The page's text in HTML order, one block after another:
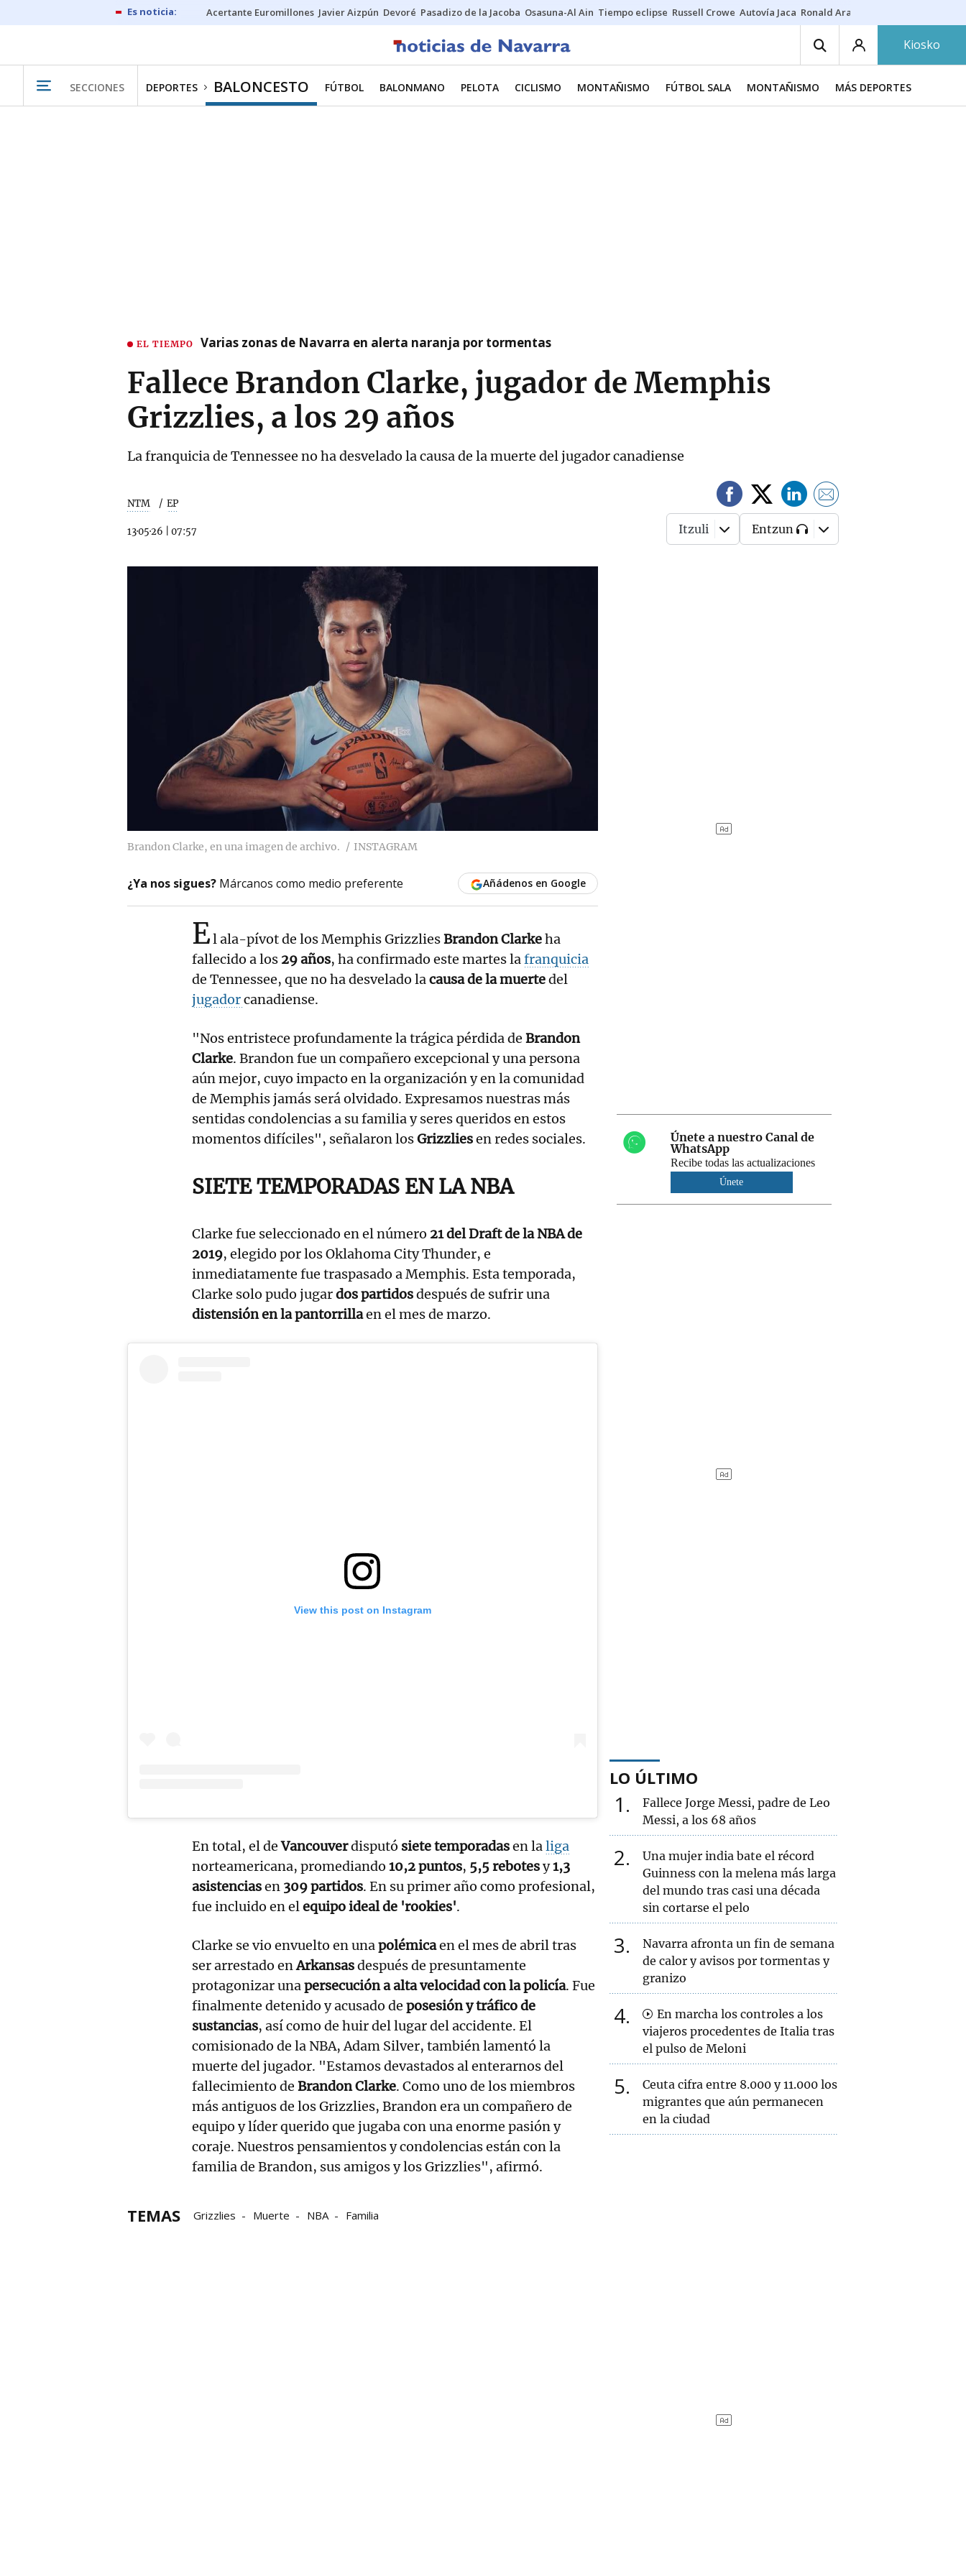
Acertante Euromillones Javier Aizpún Devoré Pasadizo de la Jacoba Osasuna-Al Ain Tiempo eclipse Russell Crowe Autovía Jaca Ronald Araújo
Kiosko
SECCIONES DEPORTES BALONCESTO FÚTBOL BALONMANO PELOTA CICLISMO MONTAÑISMO FÚTBOL SALA MONTAÑISMO MÁS DEPORTES
EL TIEMPO Varias zonas de Navarra en alerta naranja por tormentas
Fallece Brandon Clarke, jugador de Memphis
Grizzlies, a los 29 años
La franquicia de Tennessee no ha desvelado la causa de la muerte del jugador canadiense
NTM EP
13·05·26 07:57 Itzuli Entzun
Brandon Clarke, en una imagen de archivo. INSTAGRAM
¿Ya nos sigues? Márcanos como medio preferente Añádenos en Google
El ala-pívot de los Memphis GrizzliesBrandon Clarkeha
fallecido a los 29 años, ha confirmado este martes lafranquicia
de Tennessee, que no ha desvelado lacausa de la muertedel
jugadorcanadiense.
"Nos entristece profundamente la trágica pérdida de Brandon
Clarke. Brandon fue un compañero excepcional y una persona
aún mejor, cuyo impacto en la organización y en la comunidad
de Memphis jamás será olvidado. Expresamos nuestras más
sentidas condolencias a su familia y seres queridos en estos
momentos difíciles", señalaron losGrizzliesen redes sociales.
SIETE TEMPORADAS EN LA NBA
Clarke fue seleccionado en el número 21 del Draft de la NBA de
2019, elegido por los Oklahoma City Thunder, e
inmediatamente fue traspasado a Memphis. Esta temporada,
Clarke solo pudo jugardos partidosdespués de sufrir una
distensión en la pantorrillaen el mes de marzo.
View this post on Instagram
En total, el deVancouverdisputó siete temporadasen laliga
norteamericana, promediando 10,2 puntos, 5,5 rebotesy1,3
asistenciasen 309 partidos. En su primer año como profesional,
fue incluido en elequipo ideal de 'rookies'.
Clarke se vio envuelto en unapolémicaen el mes de abril tras
ser arrestado enArkansasdespués de presuntamente
protagonizar unapersecución a alta velocidad con la policía. Fue
finalmente detenido y acusado de posesión y tráfico de
sustancias, así como de huir del lugar del accidente. El
comisionado de la NBA, Adam Silver, también lamentó la
muerte del jugador. "Estamos devastados al enterarnos del
fallecimiento de Brandon Clarke. Como uno de los miembros
más antiguos de los Grizzlies, Brandon era un compañero de
equipo y líder querido que jugaba con una enorme pasión y
coraje. Nuestros pensamientos y condolencias están con la
familia de Brandon, sus amigos y los Grizzlies", afirmó.
TEMAS Grizzlies Muerte NBA Familia
Únete a nuestro Canal de
WhatsApp
Recibe todas las actualizaciones
Únete
LO ÚLTIMO
1
Fallece Jorge Messi, padre de Leo
Messi, a los 68 años
2
Una mujer india bate el récord
Guinness con la melena más larga
del mundo tras casi una década
sin cortarse el pelo
3
Navarra afronta un fin de semana
de calor y avisos por tormentas y
granizo
4
En marcha los controles a los
viajeros procedentes de Italia tras
el pulso de Meloni
5
Ceuta cifra entre 8.000 y 11.000 los
migrantes que aún permanecen
en la ciudad